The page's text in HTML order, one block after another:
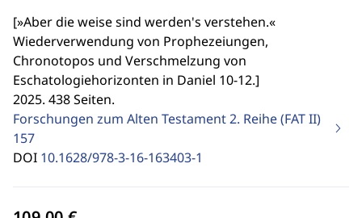
[»Aber die weise sind werden's verstehen.«
Wiederverwendung von Prophezeiungen,
Chronotopos und Verschmelzung von
Eschatologiehorizonten in Daniel 10-12.]
2025. 438 Seiten.
Forschungen zum Alten Testament 2. Reihe (FAT II)
157
DOI 10.1628/978-3-16-163403-1